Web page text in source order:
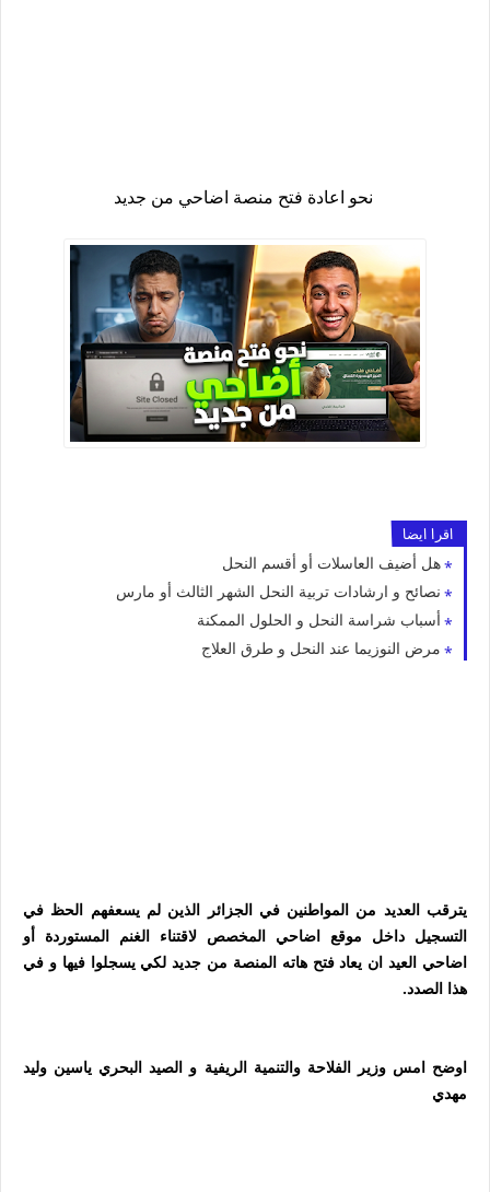
نحو اعادة فتح منصة اضاحي من جديد
اقرا ايضا
هل أضيف العاسلات أو أقسم النحل
نصائح و ارشادات تربية النحل الشهر الثالث أو مارس
أسباب شراسة النحل و الحلول الممكنة
مرض النوزيما عند النحل و طرق العلاج
يترقب العديد من المواطنين في الجزائر الذين لم يسعفهم الحظ في
التسجيل داخل موقع اضاحي المخصص لاقتناء الغنم المستوردة أو
اضاحي العيد ان يعاد فتح هاته المنصة من جديد لكي يسجلوا فيها و في
هذا الصدد.
اوضح امس وزير الفلاحة والتنمية الريفية و الصيد البحري ياسين وليد
مهدي